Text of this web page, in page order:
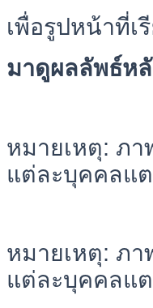
เพื่อรูปหน้าที่เ
มาดูผลลัพธ์ห
หมายเหตุ: ภา
แต่ละบุคคลแ
หมายเหตุ: ภา
แต่ละบุคคลแ